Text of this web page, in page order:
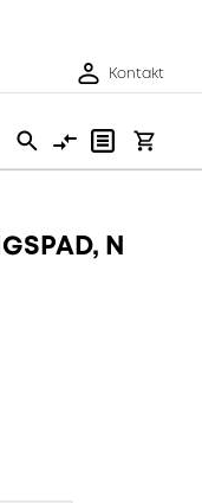
Kontakt
N